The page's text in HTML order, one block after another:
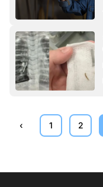
‹ 1 2